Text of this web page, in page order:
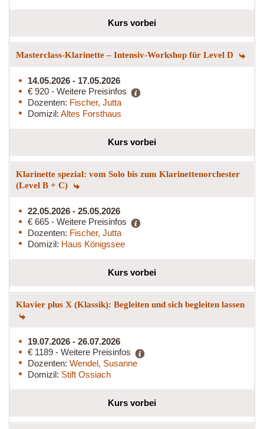
Kurs vorbei
Masterclass-Klarinette – Intensiv-Workshop für Level D
14.05.2026 - 17.05.2026
€ 920 - Weitere Preisinfos
Dozenten: Fischer, Jutta
Domizil: Altes Forsthaus
Kurs vorbei
Klarinette spezial: vom Solo bis zum Klarinettenorchester
(Level B + C)
22.05.2026 - 25.05.2026
€ 665 - Weitere Preisinfos
Dozenten: Fischer, Jutta
Domizil: Haus Königssee
Kurs vorbei
Klavier plus X (Klassik): Begleiten und sich begleiten lassen
19.07.2026 - 26.07.2026
€ 1189 - Weitere Preisinfos
Dozenten: Wendel, Susanne
Domizil: Stift Ossiach
Kurs vorbei